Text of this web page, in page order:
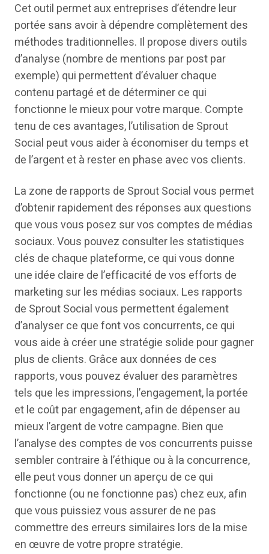
Cet outil permet aux entreprises d’étendre leur
portée sans avoir à dépendre complètement des
méthodes traditionnelles. Il propose divers outils
d’analyse (nombre de mentions par post par
exemple) qui permettent d’évaluer chaque
contenu partagé et de déterminer ce qui
fonctionne le mieux pour votre marque. Compte
tenu de ces avantages, l’utilisation de Sprout
Social peut vous aider à économiser du temps et
de l’argent et à rester en phase avec vos clients.
La zone de rapports de Sprout Social vous permet
d’obtenir rapidement des réponses aux questions
que vous vous posez sur vos comptes de médias
sociaux. Vous pouvez consulter les statistiques
clés de chaque plateforme, ce qui vous donne
une idée claire de l’efficacité de vos efforts de
marketing sur les médias sociaux. Les rapports
de Sprout Social vous permettent également
d’analyser ce que font vos concurrents, ce qui
vous aide à créer une stratégie solide pour gagner
plus de clients. Grâce aux données de ces
rapports, vous pouvez évaluer des paramètres
tels que les impressions, l’engagement, la portée
et le coût par engagement, afin de dépenser au
mieux l’argent de votre campagne. Bien que
l’analyse des comptes de vos concurrents puisse
sembler contraire à l’éthique ou à la concurrence,
elle peut vous donner un aperçu de ce qui
fonctionne (ou ne fonctionne pas) chez eux, afin
que vous puissiez vous assurer de ne pas
commettre des erreurs similaires lors de la mise
en œuvre de votre propre stratégie.